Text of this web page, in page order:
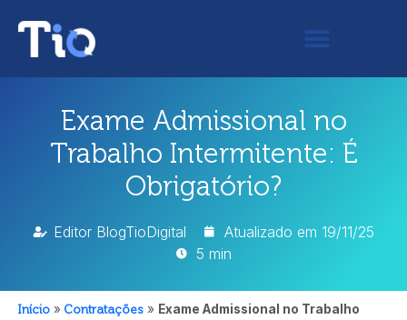
Exame Admissional no
Trabalho Intermitente: É
Obrigatório?
Editor BlogTioDigital Atualizado em 19/11/25
5 min
Início » Contratações » Exame Admissional no Trabalho